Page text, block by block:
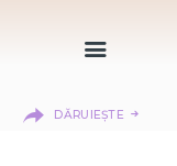
DĂRUIEȘTE